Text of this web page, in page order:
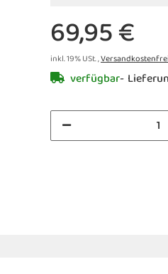
69,95 €
inkl. 19% USt. ,
verfügbar